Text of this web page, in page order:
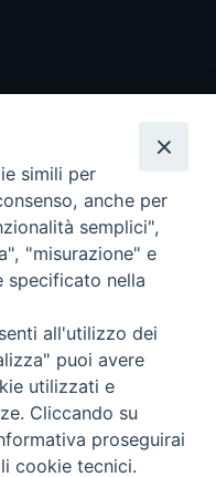
i diritti riservati - Vita
Torna
simili per
anche per
semplici",
"misurazione" e
specificato nella
all'utilizzo dei
puoi avere
utilizzati e
Cliccando su
proseguirai
cookie tecnici.